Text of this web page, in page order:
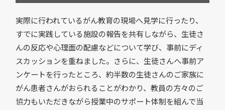
実際に行われているがん教育の現場へ見学に行ったり、
すでに実践している施設の報告を共有しながら、生徒さ
んの反応や心理面の配慮などについて学び、事前にディ
スカッションを重ねました。さらに、生徒さんへ事前ア
ンケートを行ったところ、約半数の生徒さんのご家族に
がん患者さんがおられることがわかり、教員の方々のご
協力もいただきながら授業中のサポート体制を組んで当